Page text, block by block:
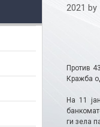
2021 by
Против
Кражба
На 11
ги зела